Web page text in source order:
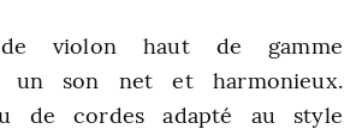
violon haut de gamme
un son net et harmonieux.
de cordes adapté au style